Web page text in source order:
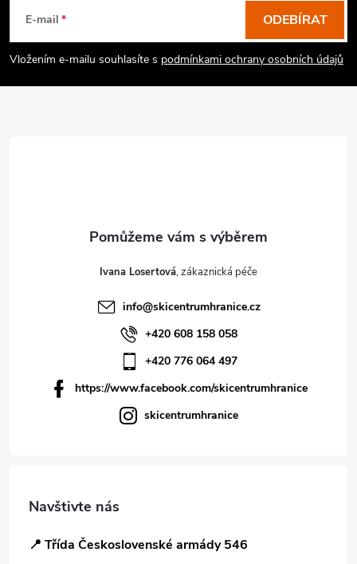
E-mail
Vložením e-mailu souhlasíte s podmínkami ochrany osobních údajů
ODEBÍRAT
Ivana Losertová
info@skicentrumhranice.cz
+420 608 158 058
+420 776 064 497
https://www.facebook.com/skicentrumhranice
skicentrumhranice
Navštivte nás
📍 Třída Československé armády 546